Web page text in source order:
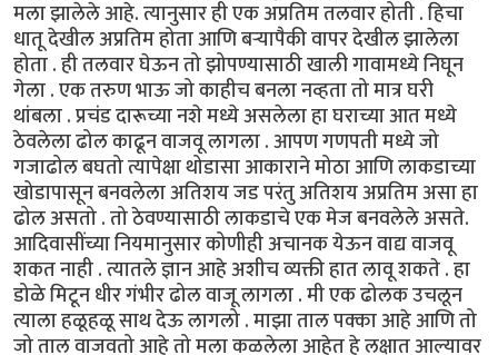
मला झालेले आहे. त्यानुसार ही एक अप्रतिम तलवार होती . हिचा
धातू देखील अप्रतिम होता आणि बऱ्यापैकी वापर देखील झालेला
होता . ही तलवार घेऊन तो झोपण्यासाठी खाली गावामध्ये निघून
गेला . एक तरुण भाऊ जो काहीच बनला नव्हता तो मात्र घरी
थांबला . प्रचंड दारूच्या नशे मध्ये असलेला हा घराच्या आत मध्ये
ठेवलेला ढोल काढून वाजवू लागला . आपण गणपती मध्ये जो
गजाढोल बघतो त्यापेक्षा थोडासा आकाराने मोठा आणि लाकडाच्या
खोडापासून बनवलेला अतिशय जड परंतु अतिशय अप्रतिम असा हा
ढोल असतो . तो ठेवण्यासाठी लाकडाचे एक मेज बनवलेले असते.
आदिवासींच्या नियमानुसार कोणीही अचानक येऊन वाद्य वाजवू
शकत नाही . त्यातले ज्ञान आहे अशीच व्यक्ती हात लावू शकते . हा
डोळे मिटून धीर गंभीर ढोल वाजू लागला . मी एक ढोलक उचलून
त्याला हळूहळू साथ देऊ लागलो . माझा ताल पक्का आहे आणि तो
जो ताल वाजवतो आहे तो मला कळलेला आहेत हे लक्षात आल्यावर